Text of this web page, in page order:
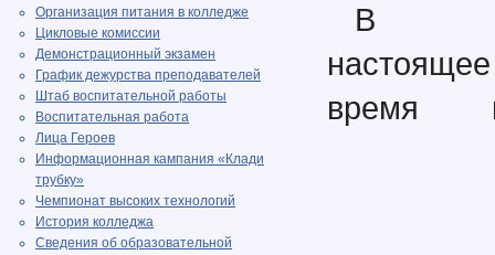
Организация питания в колледже
Цикловые комиссии
Демонстрационный экзамен
График дежурства преподавателей
Штаб воспитательной работы
Воспитательная работа
Лица Героев
Информационная кампания «Клади
трубку»
Чемпионат высоких технологий
История колледжа
Сведения об образовательной
В
настоящее
время